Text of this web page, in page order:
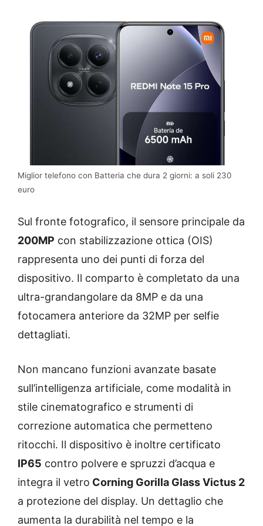
Miglior telefono con Batteria che dura 2 giorni: a soli 230
euro
Sul fronte fotografico, il sensore principale da
200MP con stabilizzazione ottica (OIS)
rappresenta uno dei punti di forza del
dispositivo. Il comparto è completato da una
ultra-grandangolare da 8MP e da una
fotocamera anteriore da 32MP per selfie
dettagliati.
Non mancano funzioni avanzate basate
sull’intelligenza artificiale, come modalità in
stile cinematografico e strumenti di
correzione automatica che permetteno
ritocchi. Il dispositivo è inoltre certificato
IP65 contro polvere e spruzzi d’acqua e
integra il vetro Corning Gorilla Glass Victus 2
a protezione del display. Un dettaglio che
aumenta la durabilità nel tempo e la